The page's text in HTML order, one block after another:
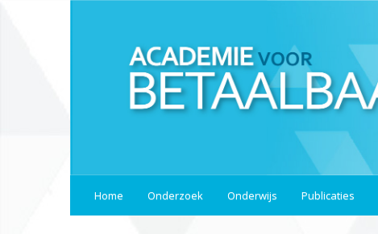
Home Onderzoek Onderwijs Publicaties